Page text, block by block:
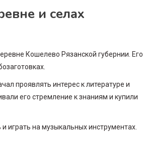
и селах
Кошелево Рязанской губернии. Его
проявлять интерес к литературе и
его стремление к знаниям и купили
играть на музыкальных инструментах.